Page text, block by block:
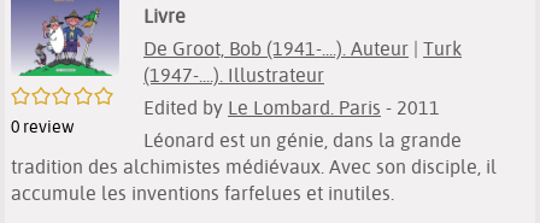
/5
0 review
Livre
De Groot, Bob (1941-....). Auteur | Turk
(1947-....). Illustrateur
Edited by Le Lombard. Paris - 2011
Léonard est un génie, dans la grande
tradition des alchimistes médiévaux. Avec son disciple, il
accumule les inventions farfelues et inutiles.